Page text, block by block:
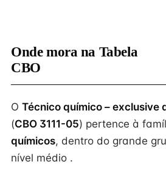
Onde mora na Tabela
CBO
O Técnico químico – exclusive
(CBO 3111-05) pertence à
químicos, dentro do grande
nível médio .